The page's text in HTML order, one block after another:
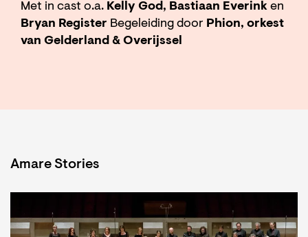
Met in cast o.a. Kelly God, Bastiaan Everink en
Bryan Register Begeleiding door Phion, orkest
van Gelderland & Overijssel
Amare Stories